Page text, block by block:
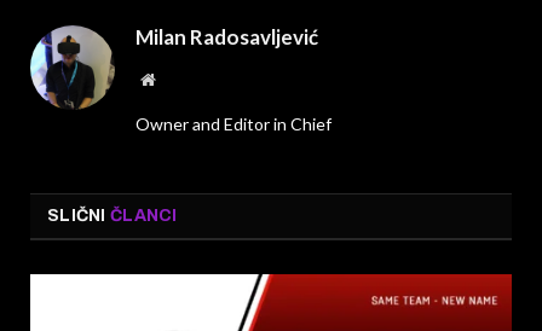
Milan Radosavljević
Website
Owner and Editor in Chief
SLIČNI ČLANCI